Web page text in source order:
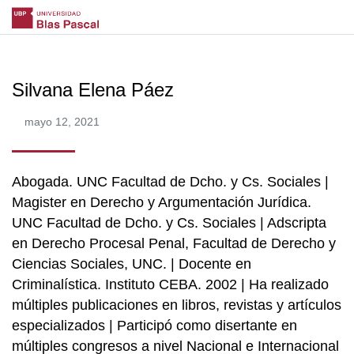
Silvana Elena Páez
mayo 12, 2021
Abogada. UNC Facultad de Dcho. y Cs. Sociales |
Magister en Derecho y Argumentación Jurídica.
UNC Facultad de Dcho. y Cs. Sociales | Adscripta
en Derecho Procesal Penal, Facultad de Derecho y
Ciencias Sociales, UNC. | Docente en
Criminalística. Instituto CEBA. 2002 | Ha realizado
múltiples publicaciones en libros, revistas y artículos
especializados | Participó como disertante en
múltiples congresos a nivel Nacional e Internacional